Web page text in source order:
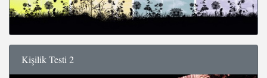
Kişilik Testi 2